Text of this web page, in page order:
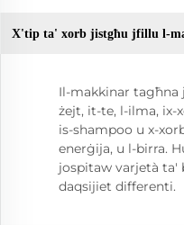
X'tip ta' xorb jistgħu jfillu l-
Il-makkinar
żejt, it-te, l-ilma, ix-
is-shampoo u x-
enerġija, u l-birra.
jospitaw varjetà
daqsijiet differenti.